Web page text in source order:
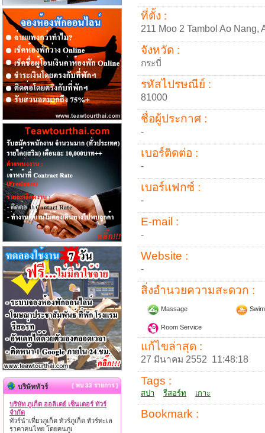
ที่ตั้ง :
211 Moo 2 Tambol Ao Nang,
จังหวัด :
กระบี่
รหัสไปรษณีย์ :
81000
ชื่อผู้ประกาศ :
-
เบอร์ติดต่อ :
-
เบอร์แฟกซ์ :
-
E-mail :
-
Website :
-
สิ่งอำนวยความสะดวก :
Massage
Room Service
แก้ไขล่าสุด :
27 มีนาคม 2552 11:48:18
Tags :
สปา รีสอร์ท เกาะ
Bookmark :
บริษัททัวร์ { พบ 33 รายการ }
บริษัท ภูเก็ต ฮอลิเดย์ เซ็นเตอร์ ทัวร์
จำกัด
ทัวร์นำเที่ยวภูเก็ต ทัวร์ภูเก็ต ทัวร์ทะเล
ราคาคนไทย โดยคนภูเ